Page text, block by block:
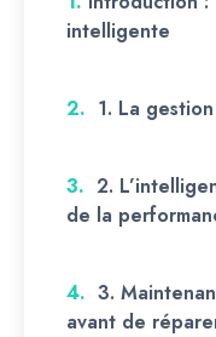
intelligente
2. 1. La
3. 2.
de la
4. 3.
avant de